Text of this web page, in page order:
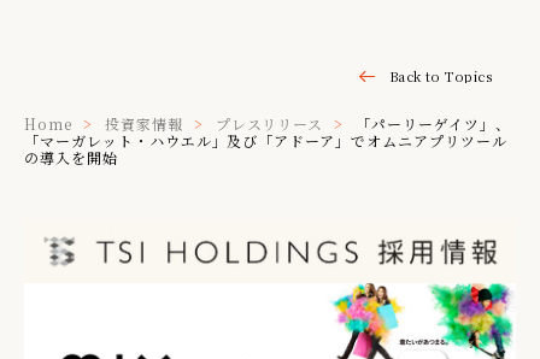
Back to Topics
Home 投資家情報 プレスリリース
「パーリーゲイツ」、
「マーガレット・ハウエル」及び「アドーア」でオムニアプリツール
の導入を開始